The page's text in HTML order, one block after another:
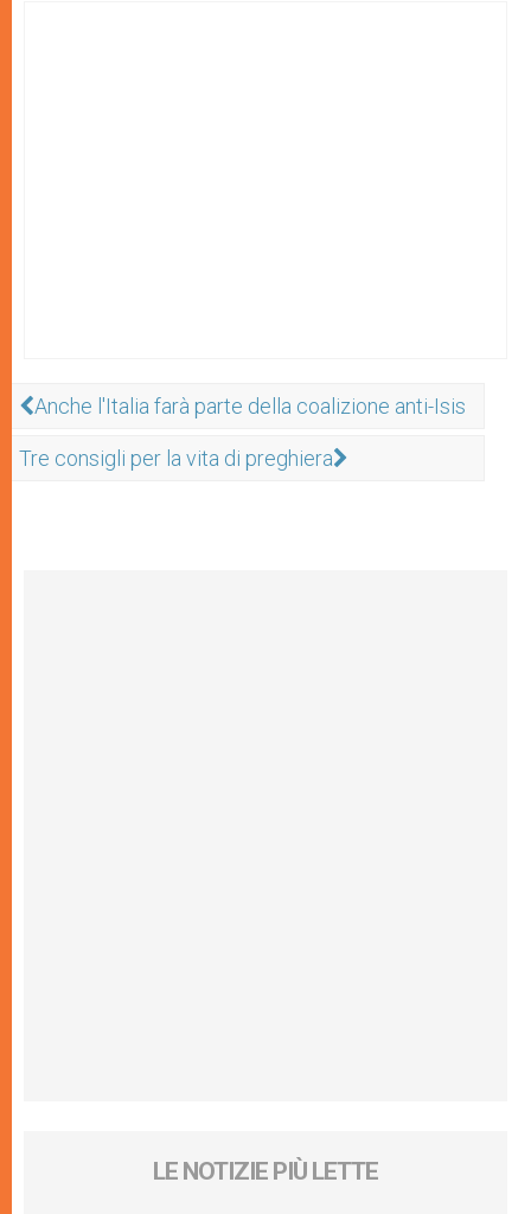
Anche l'Italia farà parte della coalizione anti-Isis
Tre consigli per la vita di preghiera
LE NOTIZIE PIÙ LETTE